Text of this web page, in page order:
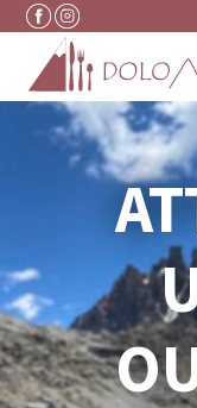
Vai al contenuto